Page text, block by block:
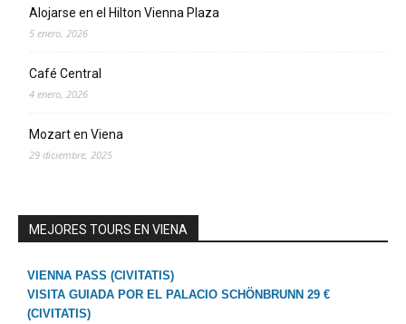
Alojarse en el Hilton Vienna Plaza
5 enero, 2026
Café Central
4 enero, 2026
Mozart en Viena
29 diciembre, 2025
MEJORES TOURS EN VIENA
VIENNA PASS (CIVITATIS)
VISITA GUIADA POR EL PALACIO SCHÖNBRUNN 29 €
(CIVITATIS)